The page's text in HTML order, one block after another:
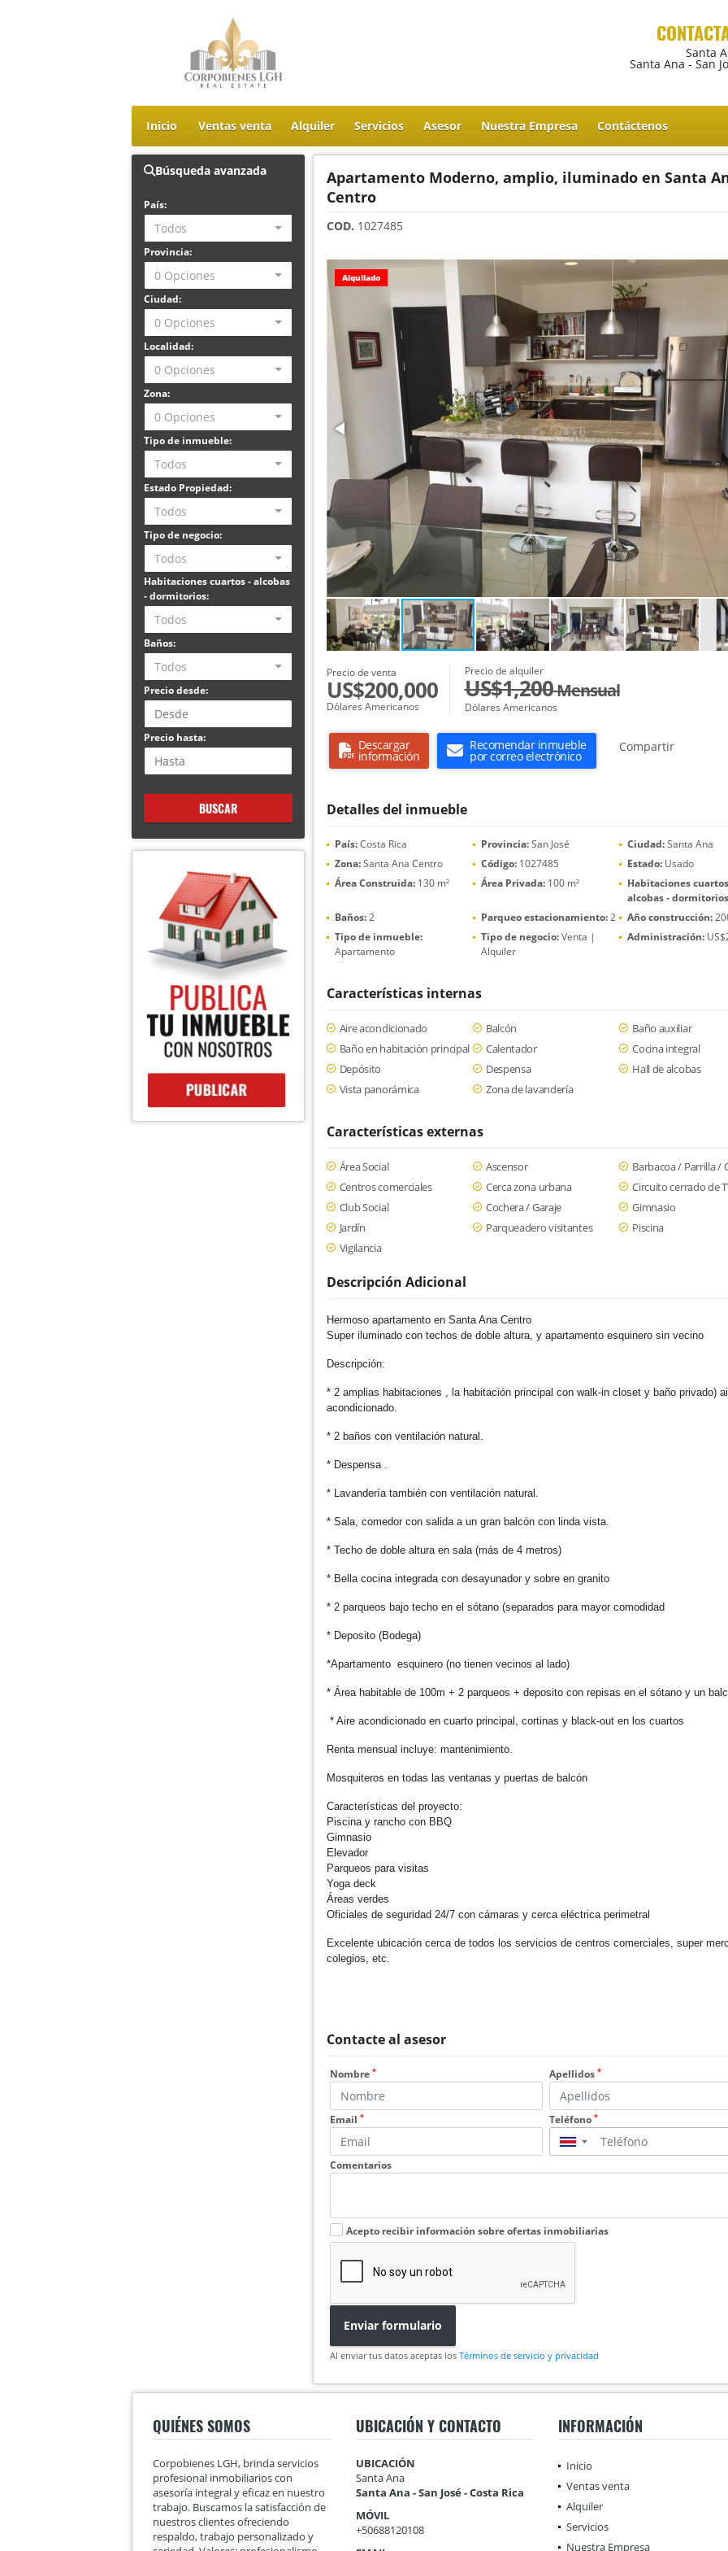
Santa
Santa Ana - San
Inicio Ventas venta Alquiler Servicios Asesor Nuestra Empresa Contáctenos
Búsqueda avanzada
País:
Todos
Provincia:
0 Opciones
Ciudad:
0 Opciones
Localidad:
0 Opciones
Zona:
0 Opciones
Tipo de inmueble:
Todos
Estado Propiedad:
Todos
Tipo de negocio:
Todos
Habitaciones cuartos - alcobas
- dormitorios:
Todos
Baños:
Todos
Precio desde:
Precio hasta:
BUSCAR
Apartamento Moderno, amplio, iluminado en Santa
Centro
COD. 1027485
Alquilado
Precio de venta
US$200,000
Dólares Americanos
Precio de alquiler
US$1,200Mensual
Dólares Americanos
Descargar
información
Recomendar inmueble
por correo electrónico
Compartir
Detalles del inmueble
País:Costa Rica Provincia:San José Ciudad:Santa Ana
Zona:Santa Ana Centro Código:1027485 Estado: Usado
Área Construida:130 m² Área Privada:100 m²
Habitaciones
alcobas -
Baños:2 Parqueo estacionamiento:2 Año construcción:
Tipo de inmueble:
Apartamento
Tipo de negocio:Venta |
Alquiler
Administración:
Características internas
Aire acondicionado Balcón
Baño auxiliar
Baño en habitación principal
Calentador
Cocina integral
Depósito
Despensa
Hall de alcobas
Vista panorámica
Zona de lavandería
Características externas
Área Social Ascensor
Barbacoa / Parrilla /
Centros comerciales
Cerca zona urbana
Circuito cerrado de
Club Social
Cochera / Garaje
Gimnasio
Jardín
Parqueadero visitantes
Piscina
Vigilancia
Descripción Adicional
Hermoso apartamento en Santa Ana Centro
Super iluminado con techos de doble altura, y apartamento esquinero sin vecino
Descripción:
* 2 amplias habitaciones , la habitación principal con walk-in closet y baño privado)
acondicionado.
* 2 baños con ventilación natural.
* Despensa .
* Lavandería también con ventilación natural.
* Sala, comedor con salida a un gran balcón con linda vista.
* Techo de doble altura en sala (más de 4 metros)
* Bella cocina integrada con desayunador y sobre en granito
* 2 parqueos bajo techo en el sótano (separados para mayor comodidad
* Deposito (Bodega)
*Apartamento esquinero (no tienen vecinos al lado)
* Área habitable de 100m + 2 parqueos + deposito con repisas en el sótano y un
* Aire acondicionado en cuarto principal, cortinas y black-out en los cuartos
Renta mensual incluye: mantenimiento.
Mosquiteros en todas las ventanas y puertas de balcón
Características del proyecto:
Piscina y rancho con BBQ
Gimnasio
Elevador
Parqueos para visitas
Yoga deck
Áreas verdes
Oficiales de seguridad 24/7 con cámaras y cerca eléctrica perimetral
Excelente ubicación cerca de todos los servicios de centros comerciales, super
colegios, etc.
Contacte al asesor
Nombre * Apellidos *
Email * Teléfono *
▼
Comentarios
Acepto recibir información sobre ofertas inmobiliarias
Enviar formulario
Al enviar tus datos aceptas los Términos de servicio y privacidad
QUIÉNES SOMOS
Corpobienes LGH, brinda servicios
profesional inmobiliarios con
asesoría integral y eficaz en nuestro
trabajo. Buscamos la satisfacción de
nuestros clientes ofreciendo
respaldo, trabajo personalizado y
UBICACIÓN Y CONTACTO
UBICACIÓN
Santa Ana
Santa Ana - San José - Costa Rica
MÓVIL
+50688120108
INFORMACIÓN
Inicio
Ventas venta
Alquiler
Servicios
Nuestra Empresa